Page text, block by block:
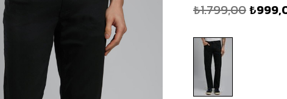
₺1.799,00